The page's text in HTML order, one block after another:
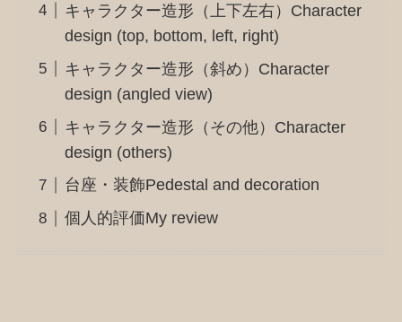
キャラクター造形（上下左右）Character
design (top, bottom, left, right)
キャラクター造形（斜め）Character
design (angled view)
キャラクター造形（その他）Character
design (others)
台座・装飾Pedestal and decoration
個人的評価My review